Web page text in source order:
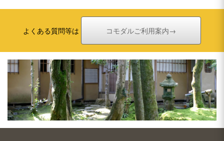
よくある質問等は コモダルご利用案内→